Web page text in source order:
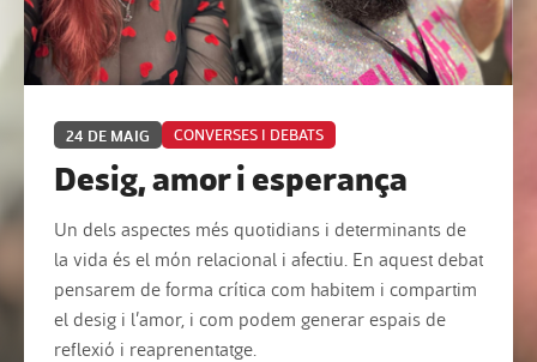
24 DE MAIG CONVERSES I DEBATS
Desig, amor i esperança
Un dels aspectes més quotidians i determinants de
la vida és el món relacional i afectiu. En aquest debat
pensarem de forma crítica com habitem i compartim
el desig i l’amor, i com podem generar espais de
reflexió i reaprenentatge.